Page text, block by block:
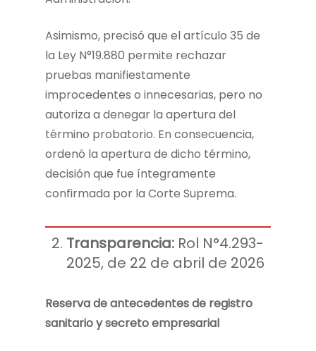
Asimismo, precisó que el artículo 35 de
la Ley N°19.880 permite rechazar
pruebas manifiestamente
improcedentes o innecesarias, pero no
autoriza a denegar la apertura del
término probatorio. En consecuencia,
ordenó la apertura de dicho término,
decisión que fue íntegramente
confirmada por la Corte Suprema.
Transparencia: Rol N°4.293-
2025, de 22 de abril de 2026
Reserva de antecedentes de registro
sanitario y secreto empresarial